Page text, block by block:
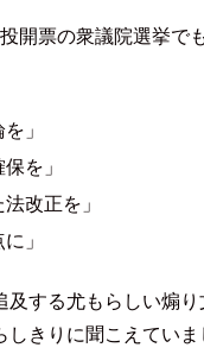
開票の衆議院選挙で
」
を」
法改正を」
」
及する尤もらしい煽り
しきりに聞こえてい